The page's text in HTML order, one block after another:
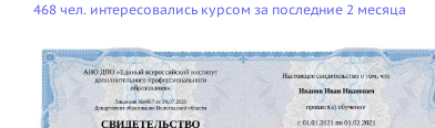
468 чел. интересовались курсом за последние 2 месяца